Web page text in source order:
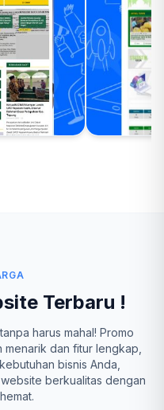
Terbaru !
harus mahal! Promo
dan fitur lengkap,
bisnis Anda,
berkualitas dengan